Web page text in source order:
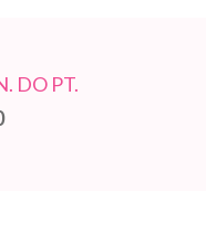
DO PT.